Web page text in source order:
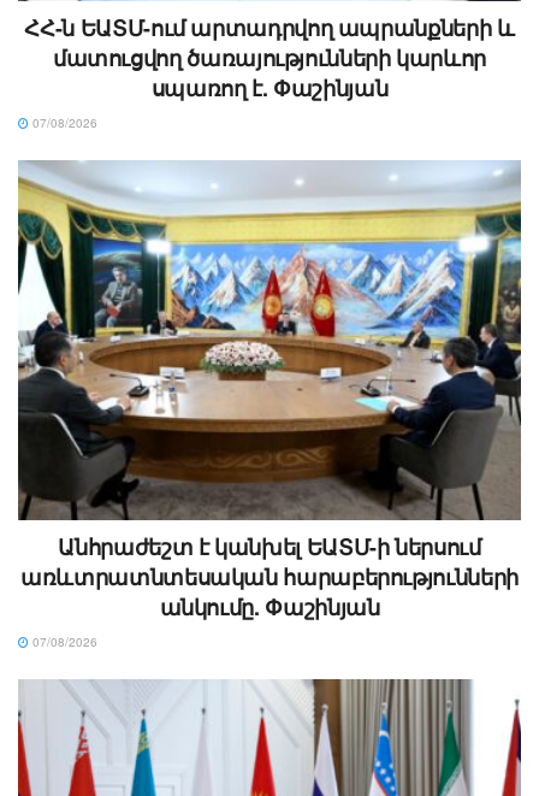
ՀՀ-ն ԵԱՏՄ-ում արտադրվող ապրանքների և
մատուցվող ծառայությունների կարևոր
սպառող է. Փաշինյան
07/08/2026
Անհրաժեշտ է կանխել ԵԱՏՄ-ի ներսում
առևտրատնտեսական հարաբերությունների
անկումը. Փաշինյան
07/08/2026